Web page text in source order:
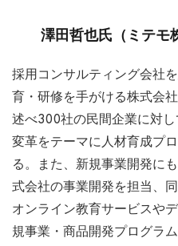
澤田哲也氏（ミテモ
採用コンサルティング会社
育・研修を手がける株式会
述べ300社の民間企業に対
変革をテーマに人材育成プ
る。また、新規事業開発に
式会社の事業開発を担当、
オンライン教育サービスや
規事業・商品開発プログラ